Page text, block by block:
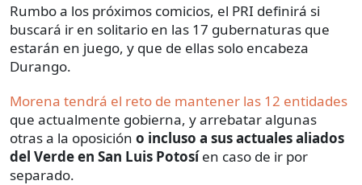
Rumbo a los próximos comicios, el PRI definirá si
buscará ir en solitario en las 17 gubernaturas que
estarán en juego, y que de ellas solo encabeza
Durango.
Morena tendrá el reto de mantener las 12 entidades
que actualmente gobierna, y arrebatar algunas
otras a la oposición o incluso a sus actuales aliados
del Verde en San Luis Potosíen caso de ir por
separado.